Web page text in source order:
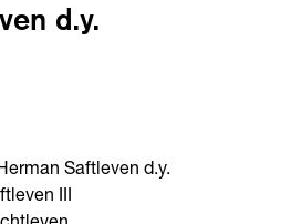
d.y.
Saftleven d.y.
III